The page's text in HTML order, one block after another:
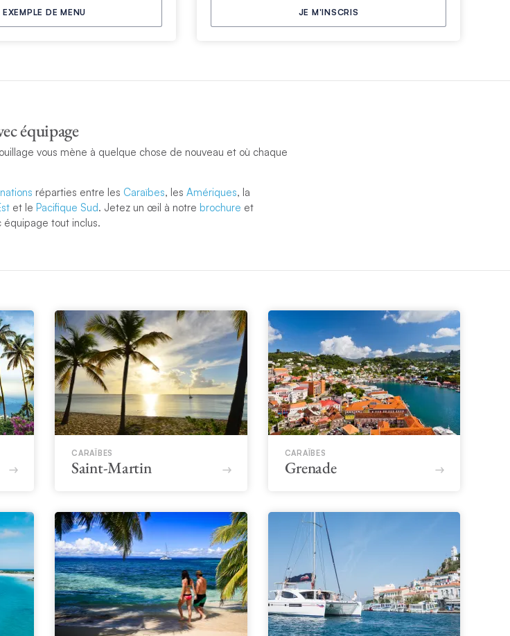
EXEMPLE DE MENU JE M'INSCRIS
équipage
vous mène à quelque chose de nouveau et où chaque
réparties entre les Caraïbes, les Amériques, la
et le Pacifique Sud. Jetez un œil à notre brochure et
équipage tout inclus.
CARAÏBES
Saint-Martin
CARAÏBES
Grenade